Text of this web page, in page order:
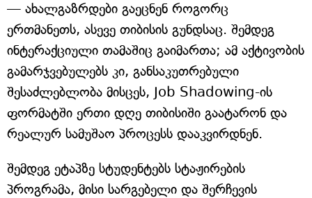
— ახალგაზრდები გაეცნენ როგორც
ერთმანეთს, ასევე თიბისის გუნდსაც. შემდეგ
ინტერაქციული თამაშიც გაიმართა; ამ აქტივობის
გამარჯვებულებს კი, განსაკუთრებული
შესაძლებლობა მისცეს, Job Shadowing-ის
ფორმატში ერთი დღე თიბისიში გაატარონ და
რეალურ სამუშაო პროცესს დააკვირდნენ.
შემდეგ ეტაპზე სტუდენტებს სტაჟირების
პროგრამა, მისი სარგებელი და შერჩევის